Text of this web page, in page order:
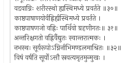
वडवाग्निः शरीरस्थो ह्यस्थिमध्ये प्रवर्तते ॥३०॥
काष्ठपाषाणयोर्वह्निर्ह्यस्थिमध्ये प्रवर्तते ।
काष्ठपाषणजो वह्निः पार्थिवो ग्रहणीगतः॥ ३१॥
अन्तरिक्षगतो वह्निर्वैद्युतः स्वान्तरात्मकः ।
नभस्थः सूर्यरूपोऽग्निर्नाभिमण्डलमाश्रितः ॥३२॥
विषं वर्षति सूर्योऽसौ स्रवत्यमृतमुन्मुखः ।